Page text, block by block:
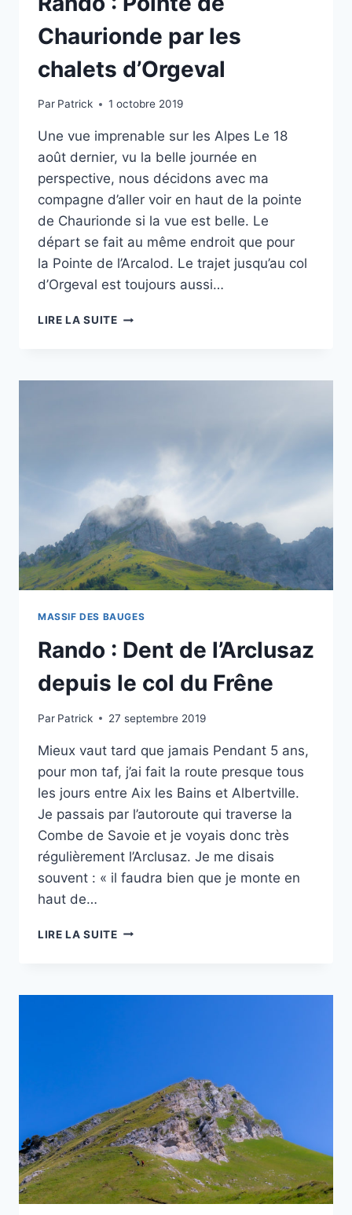
Chaurionde par les
chalets d’Orgeval
Par Patrick 1 octobre 2019
Une vue imprenable sur les Alpes Le 18
août dernier, vu la belle journée en
perspective, nous décidons avec ma
compagne d’aller voir en haut de la pointe
de Chaurionde si la vue est belle. Le
départ se fait au même endroit que pour
la Pointe de l’Arcalod. Le trajet jusqu’au col
d’Orgeval est toujours aussi…
LIRE LA SUITERANDO
CHAURIONDE
D’ORGEVAL
MASSIF DES BAUGES
Rando : Dent de l’Arclusaz
depuis le col du Frêne
Par Patrick 27 septembre 2019
Mieux vaut tard que jamais Pendant 5 ans,
pour mon taf, j’ai fait la route presque tous
les jours entre Aix les Bains et Albertville.
Je passais par l’autoroute qui traverse la
Combe de Savoie et je voyais donc très
régulièrement l’Arclusaz. Je me disais
souvent : « il faudra bien que je monte en
haut de…
LIRE LA SUITERANDO
L’ARCLUSAZ